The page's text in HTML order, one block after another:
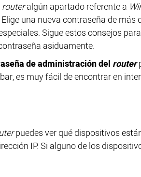
routeralgún apartado referente a
una nueva contraseña de más
Sigue estos consejos
asiduamente.
de administración del router
es muy fácil de encontrar en
puedes ver qué dispositivos
IP. Si alguno de los